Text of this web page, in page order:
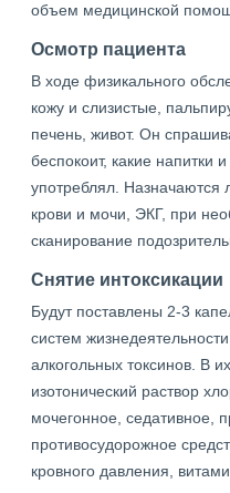
объем медицинской
Осмотр пациента
В ходе физикального
кожу и слизистые,
печень, живот. Он
беспокоит, какие напитки
употреблял. Назначаются
крови и мочи, ЭКГ, при
сканирование
Снятие интоксикации
Будут поставлены 2-3
систем
алкогольных токсинов. В
изотонический раствор
мочегонное, седативное,
противосудорожное
кровного давления,